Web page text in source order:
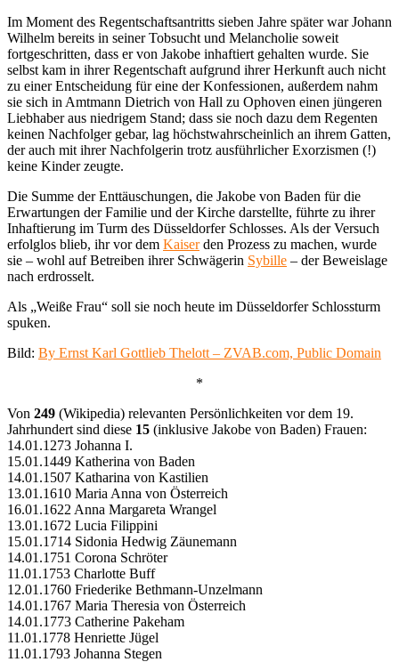
Im Moment des Regentschaftsantritts sieben Jahre später war Johann
Wilhelm bereits in seiner Tobsucht und Melancholie soweit
fortgeschritten, dass er von Jakobe inhaftiert gehalten wurde. Sie
selbst kam in ihrer Regentschaft aufgrund ihrer Herkunft auch nicht
zu einer Entscheidung für eine der Konfessionen, außerdem nahm
sie sich in Amtmann Dietrich von Hall zu Ophoven einen jüngeren
Liebhaber aus niedrigem Stand; dass sie noch dazu dem Regenten
keinen Nachfolger gebar, lag höchstwahrscheinlich an ihrem Gatten,
der auch mit ihrer Nachfolgerin trotz ausführlicher Exorzismen (!)
keine Kinder zeugte.
Die Summe der Enttäuschungen, die Jakobe von Baden für die
Erwartungen der Familie und der Kirche darstellte, führte zu ihrer
Inhaftierung im Turm des Düsseldorfer Schlosses. Als der Versuch
erfolglos blieb, ihr vor dem Kaiserden Prozess zu machen, wurde
sie – wohl auf Betreiben ihrer Schwägerin Sybille – der Beweislage
nach erdrosselt.
Als „Weiße Frau“ soll sie noch heute im Düsseldorfer Schlossturm
spuken.
Bild: By Ernst Karl Gottlieb Thelott – ZVAB.com, Public Domain
*
Von 249 (Wikipedia) relevanten Persönlichkeiten vor dem 19.
Jahrhundert sind diese 15 (inklusive Jakobe von Baden) Frauen:
14.01.1273 Johanna I.
15.01.1449 Katherina von Baden
14.01.1507 Katharina von Kastilien
13.01.1610 Maria Anna von Österreich
16.01.1622 Anna Margareta Wrangel
13.01.1672 Lucia Filippini
15.01.1714 Sidonia Hedwig Zäunemann
14.01.1751 Corona Schröter
11.01.1753 Charlotte Buff
12.01.1760 Friederike Bethmann-Unzelmann
14.01.1767 Maria Theresia von Österreich
14.01.1773 Catherine Pakeham
11.01.1778 Henriette Jügel
11.01.1793 Johanna Stegen